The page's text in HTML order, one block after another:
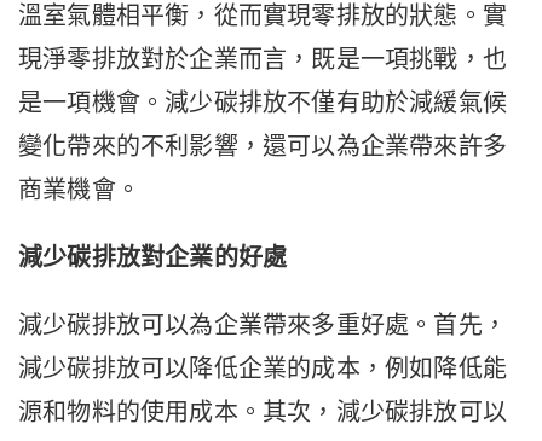
溫室氣體相平衡，從而實現零排放的狀態。實
現淨零排放對於企業而言，既是一項挑戰，也
是一項機會。減少碳排放不僅有助於減緩氣候
變化帶來的不利影響，還可以為企業帶來許多
商業機會。
減少碳排放對企業的好處
減少碳排放可以為企業帶來多重好處。首先，
減少碳排放可以降低企業的成本，例如降低能
源和物料的使用成本。其次，減少碳排放可以